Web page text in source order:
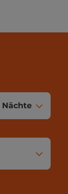
Nächte